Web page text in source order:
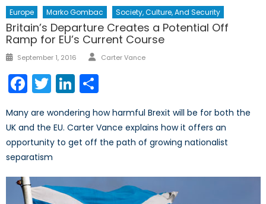
Europe Marko Gombac Society, Culture, And Security
Britain’s Departure Creates a Potential Off
Ramp for EU’s Current Course
Posted
September 1, 2016 Author
Carter Vance
Facebook
TwitterLinkedIn
Many are wondering how harmful Brexit will be for both the
UK and the EU. Carter Vance explains how it offers an
opportunity to get off the path of growing nationalist
separatism